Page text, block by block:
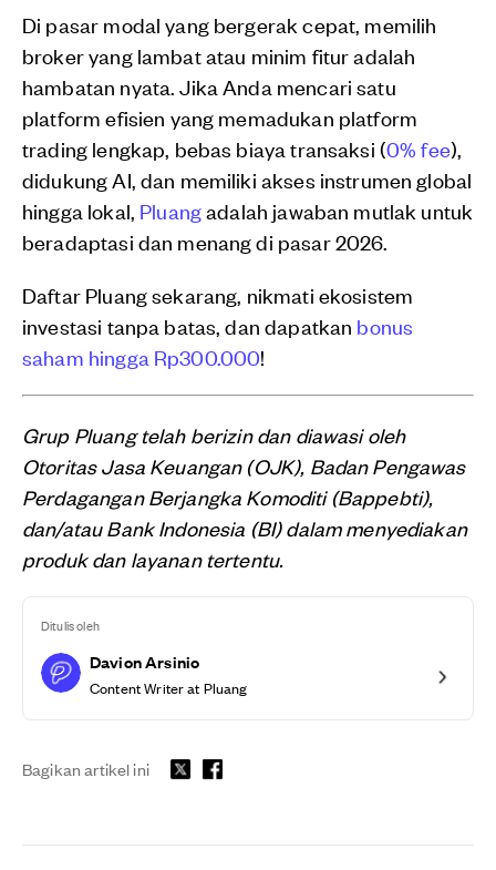
Di pasar modal yang bergerak cepat, memilih
broker yang lambat atau minim fitur adalah
hambatan nyata. Jika Anda mencari satu
platform efisien yang memadukan platform
trading lengkap, bebas biaya transaksi (0% fee),
didukung AI, dan memiliki akses instrumen global
hingga lokal, Pluangadalah jawaban mutlak untuk
beradaptasi dan menang di pasar 2026.
Daftar Pluang sekarang, nikmati ekosistem
investasi tanpa batas, dan dapatkan bonus
saham hingga Rp300.000!
Grup Pluang telah berizin dan diawasi oleh
Otoritas Jasa Keuangan (OJK), Badan Pengawas
Perdagangan Berjangka Komoditi (Bappebti),
dan/atau Bank Indonesia (BI) dalam menyediakan
produk dan layanan tertentu.
Ditulis oleh
Davion Arsinio
Content Writer at Pluang
Bagikan artikel ini